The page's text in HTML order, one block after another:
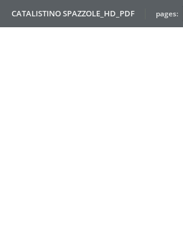
CATALISTINO SPAZZOLE_HD_PDF pages: